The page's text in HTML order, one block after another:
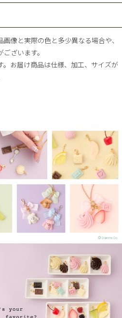
像と実際の色と多少異なる場合や、
ざいます。
お届け商品は仕様、加工、サイズが